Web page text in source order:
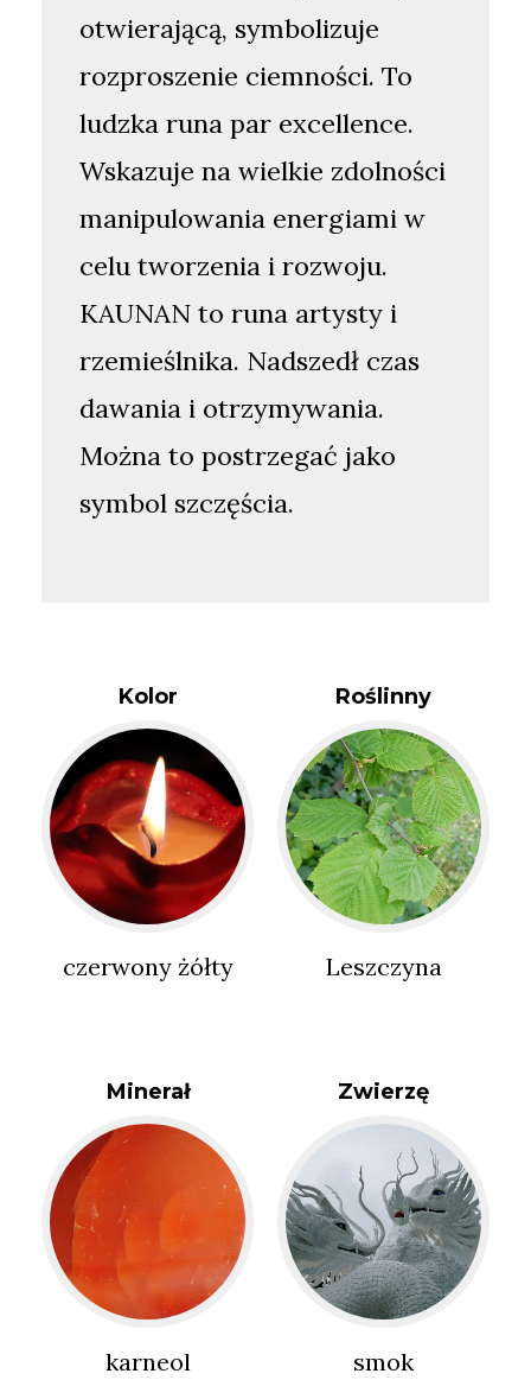
otwierającą, symbolizuje
rozproszenie ciemności. To
ludzka runa par excellence.
Wskazuje na wielkie zdolności
manipulowania energiami w
celu tworzenia i rozwoju.
KAUNAN to runa artysty i
rzemieślnika. Nadszedł czas
dawania i otrzymywania.
Można to postrzegać jako
symbol szczęścia.
Kolor
czerwony żółty
Roślinny
Leszczyna
Minerał
karneol
Zwierzę
smok